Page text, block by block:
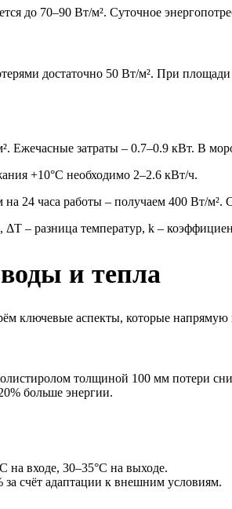
до 70–90 Вт/м². Суточное
достаточно 50 Вт/м². При
затраты – 0.7–0.9 кВт. В
+10°C необходимо 2–2.6 кВт/ч.
24 часа работы – получаем 400 Вт/
ΔT – разница температур, k –
и тепла
ключевые аспекты, которые напрямую
толщиной 100 мм потери
больше энергии.
входе, 30–35°C на выходе.
за счёт адаптации к внешним условиям.